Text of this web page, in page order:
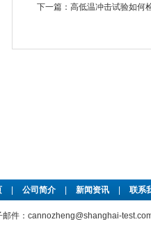
下一篇： 高低温冲击试验如何
公司简介 新闻资讯 联系
邮件：cannozheng@shanghai-